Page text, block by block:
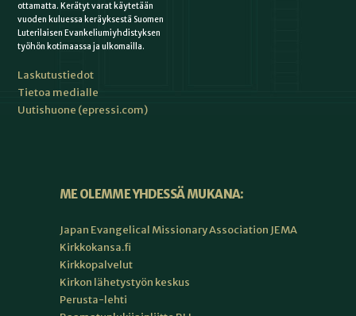
ottamatta. Kerätyt varat käytetään
vuoden kuluessa keräyksestä Suomen
Luterilaisen Evankeliumiyhdistyksen
työhön kotimaassa ja ulkomailla.
Laskutustiedot
Tietoa medialle
Uutishuone (epressi.com)
ME OLEMME YHDESSÄ MUKANA:
Japan Evangelical Missionary Association JEMA
Kirkkokansa.fi
Kirkkopalvelut
Kirkon lähetystyön keskus
Perusta-lehti